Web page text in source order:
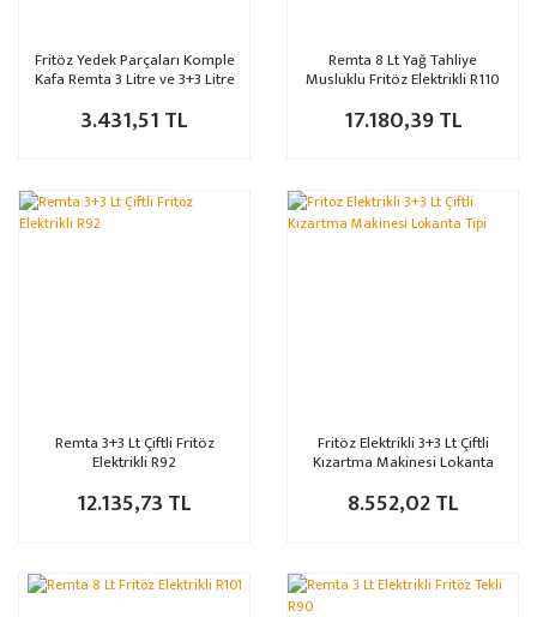
Fritöz Yedek Parçaları Komple
Kafa Remta 3 Litre ve 3+3 Litre
3.431,51 TL
Remta 8 Lt Yağ Tahliye
Musluklu Fritöz Elektrikli R110
17.180,39 TL
Remta 3+3 Lt Çiftli Fritöz
Elektrikli R92
12.135,73 TL
Fritöz Elektrikli 3+3 Lt Çiftli
Kızartma Makinesi Lokanta
8.552,02 TL